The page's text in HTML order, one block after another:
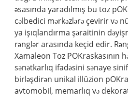
əsasında yaradılmış bu toz
cəlbedici mərkəzlərə çevirir və
ya işıqlandırma şəraitinin
rənglər arasında keçid edir.
Xamaleon Toz POKraskasının
sənətkarlıq ifadəsini sənaye
birləşdirən unikal illüzion
avtomobil, memarlıq və